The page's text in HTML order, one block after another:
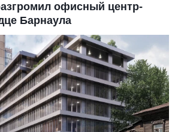
офисный центр-
Барнаула